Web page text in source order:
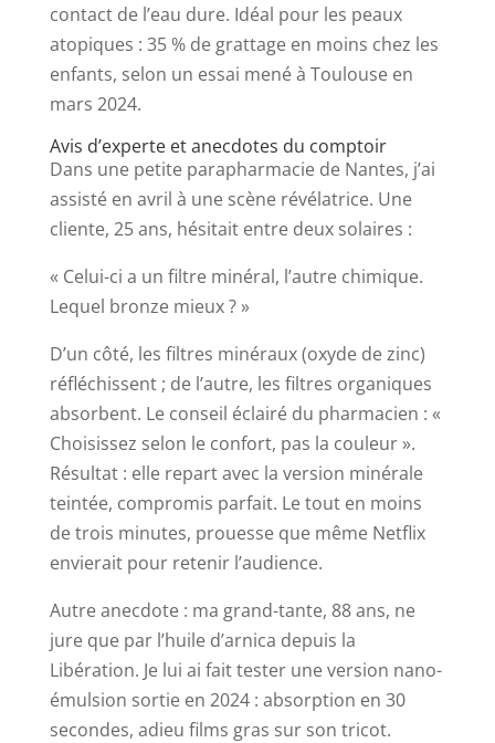
contact de l’eau dure. Idéal pour les peaux
atopiques : 35 % de grattage en moins chez les
enfants, selon un essai mené à Toulouse en
mars 2024.
Avis d’experte et anecdotes du comptoir
Dans une petite parapharmacie de Nantes, j’ai
assisté en avril à une scène révélatrice. Une
cliente, 25 ans, hésitait entre deux solaires :
« Celui-ci a un filtre minéral, l’autre chimique.
Lequel bronze mieux ? »
D’un côté, les filtres minéraux (oxyde de zinc)
réfléchissent ; de l’autre, les filtres organiques
absorbent. Le conseil éclairé du pharmacien : «
Choisissez selon le confort, pas la couleur ».
Résultat : elle repart avec la version minérale
teintée, compromis parfait. Le tout en moins
de trois minutes, prouesse que même Netflix
envierait pour retenir l’audience.
Autre anecdote : ma grand-tante, 88 ans, ne
jure que par l’huile d’arnica depuis la
Libération. Je lui ai fait tester une version nano-
émulsion sortie en 2024 : absorption en 30
secondes, adieu films gras sur son tricot.